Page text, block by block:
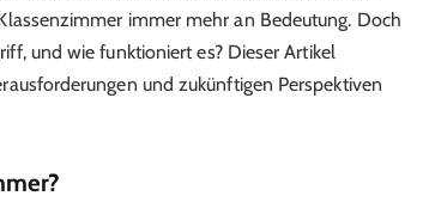
immer mehr an Bedeutung. Doch
und wie funktioniert es? Dieser Artikel
und zukünftigen Perspektiven